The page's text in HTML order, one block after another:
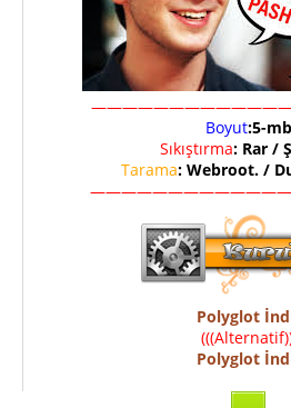
Boyut:5-mb
Sıkıştırma: Rar /
Tarama: Webroot. /
Polyglot
Polyglot